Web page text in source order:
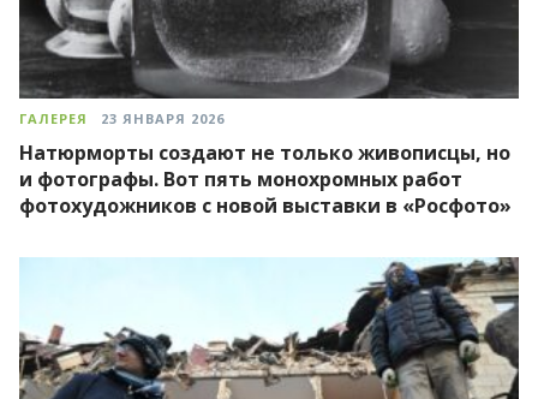
ГАЛЕРЕЯ 23 ЯНВАРЯ 2026
Натюрморты создают не только живописцы, но
и фотографы. Вот пять монохромных работ
фотохудожников с новой выставки в «Росфото»